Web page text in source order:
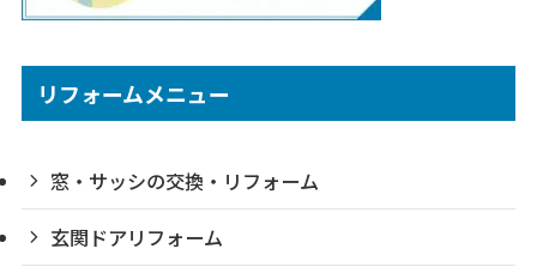
リフォームメニュー
窓・サッシの交換・リフォーム
玄関ドアリフォーム